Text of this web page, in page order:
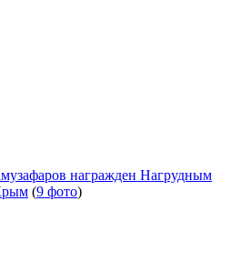
награжден Нагрудным
(9 фото)